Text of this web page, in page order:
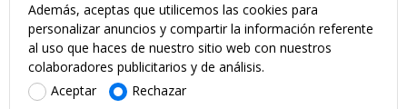
Además, aceptas que utilicemos las cookies para
personalizar anuncios y compartir la información referente
al uso que haces de nuestro sitio web con nuestros
colaboradores publicitarios y de análisis.
Aceptar
Rechazar